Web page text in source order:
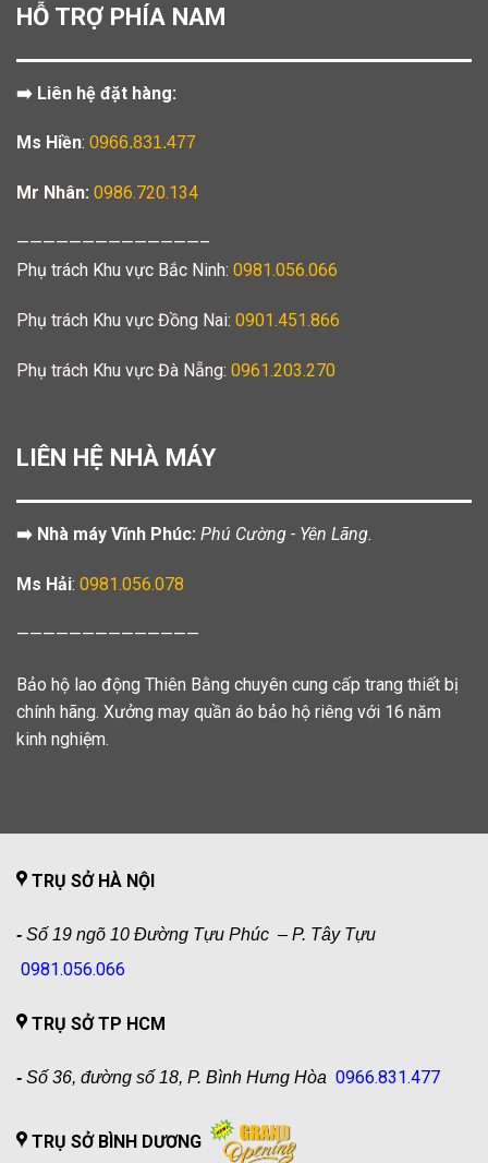
HỖ TRỢ PHÍA NAM
➡️ Liên hệ đặt hàng:
Ms Hiền: 0966.831.477
Mr Nhân: 0986.720.134
——————————————–
Phụ trách Khu vực Bắc Ninh: 0981.056.066
Phụ trách Khu vực Đồng Nai: 0901.451.866
Phụ trách Khu vực Đà Nẵng: 0961.203.270
LIÊN HỆ NHÀ MÁY
➡️ Nhà máy Vĩnh Phúc: Phú Cường - Yên Lãng.
Ms Hải: 0981.056.078
——————————————
Bảo hộ lao động Thiên Bằng chuyên cung cấp trang thiết bị
chính hãng. Xưởng may quần áo bảo hộ riêng với 16 năm
kinh nghiệm.
TRỤ SỞ HÀ NỘI
- Số 19 ngõ 10 Đường Tựu Phúc – P. Tây Tựu
0981.056.066
TRỤ SỞ TP HCM
- Số 36, đường số 18, P. Bình Hưng Hòa 0966.831.477
TRỤ SỞ BÌNH DƯƠNG